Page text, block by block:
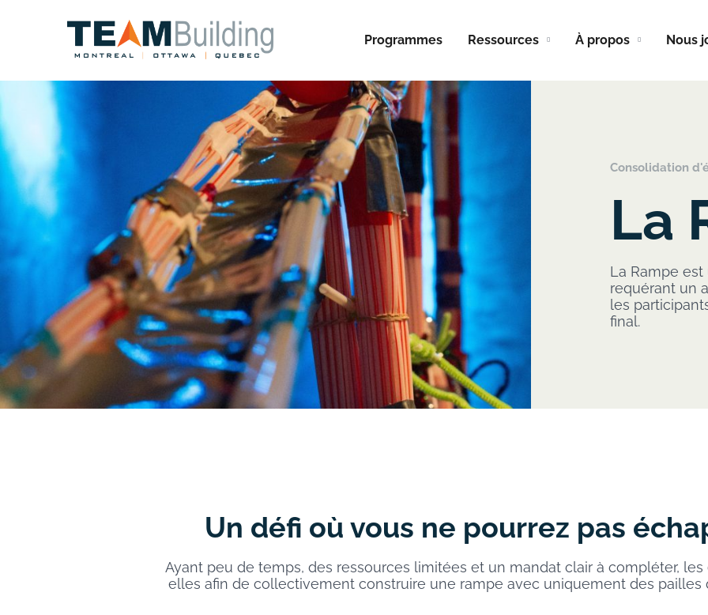
Programmes Ressources À propos Nous
Consolidation
La
La Rampe
requérant un
les
final.
Un défi où vous ne pourrez pas
Ayant peu de temps, des ressources limitées et un mandat clair à compléter, les
elles afin de collectivement construire une rampe avec uniquement des pailles